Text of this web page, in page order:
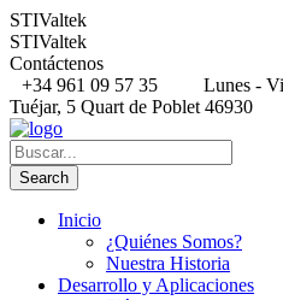
STIValtek
STIValtek
Contáctenos
+34 961 09 57 35
Lunes -
Tuéjar, 5 Quart de Poblet 46930
Inicio
¿Quiénes Somos?
Nuestra Historia
Desarrollo y Aplicaciones